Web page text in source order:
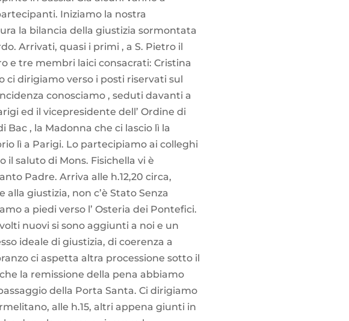
Iniziamo la nostra
la bilancia della giustizia sormontata
Arrivati, quasi i primi , a S. Pietro il
e tre membri laici consacrati: Cristina
ci dirigiamo verso i posti riservati sul
conosciamo , seduti davanti a
ed il vicepresidente dell’ Ordine di
Bac , la Madonna che ci lascio lì la
lì a Parigi. Lo partecipiamo ai colleghi
saluto di Mons. Fisichella vi è
Padre. Arriva alle h.12,20 circa,
giustizia, non c’è Stato Senza
a piedi verso l’ Osteria dei Pontefici.
nuovi si sono aggiunti a noi e un
ideale di giustizia, di coerenza a
ci aspetta altra processione sotto il
la remissione della pena abbiamo
della Porta Santa. Ci dirigiamo
alle h.15, altri appena giunti in